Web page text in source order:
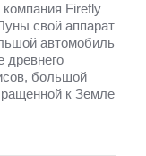
компания Firefly
свой аппарат
автомобиль
древнего
большой
к Земле